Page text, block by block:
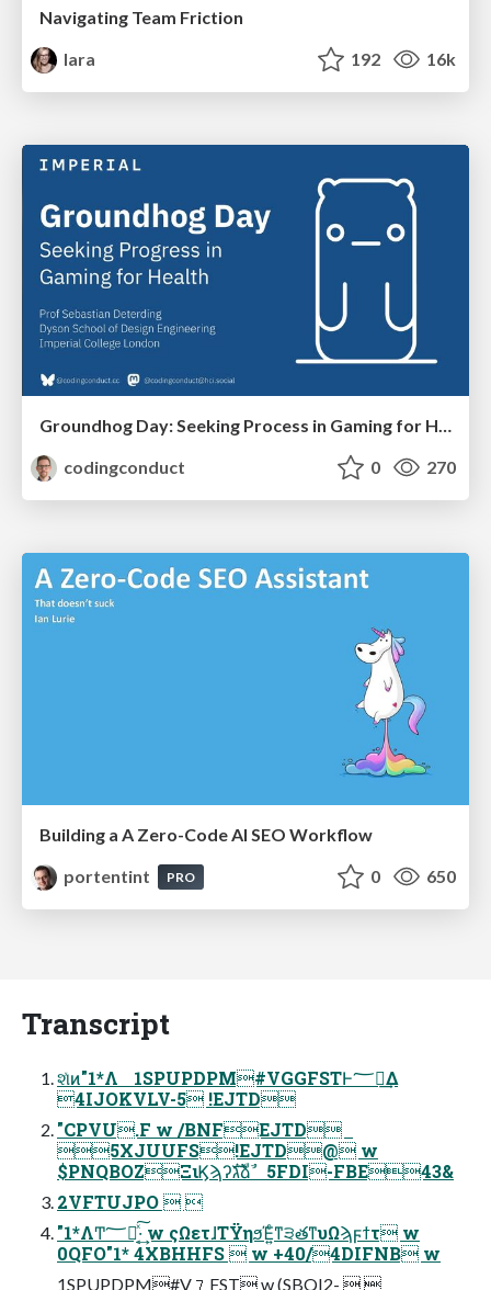
Navigating Team Friction
lara
192 16k
Groundhog Day: Seeking Process in Gaming for Health
codingconduct
0 270
Building a A Zero-Code AI SEO Workflow
portentint
PRO 0 650
Transcript
શͯͷ"1*Λ 1SPUPDPM#VGGFSTͰ؅ཧ͢Δ
4IJOKVLV-5 !EJTD
"CPVU.F w /BNFEJTD
5XJUUFS!EJTD@ w
$PNQBOZΞιϏϡʔגࣜձࣾ 5FDI-FBE43&
2VFTUJPO  
"1*ΛͲ͏؅ཧͯ͠·͔͢ w ςΩετɺΤΫηϧΈ͍ͨͳ੩తͳυΩϡϝϯτ w
0QFO"1* 4XBHHFS  w +40/4DIFNB w
1SPUPDPM#V⒎FST w (SBQI2-  